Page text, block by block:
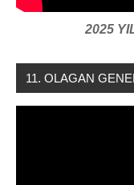
2025
11. OLAGAN